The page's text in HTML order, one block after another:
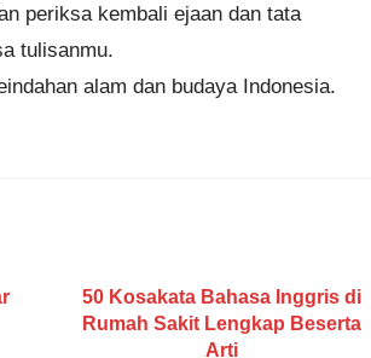
periksa kembali ejaan dan tata
tulisanmu.
alam dan budaya Indonesia.
50 Kosakata Bahasa Inggris di
Rumah Sakit Lengkap Beserta
Arti